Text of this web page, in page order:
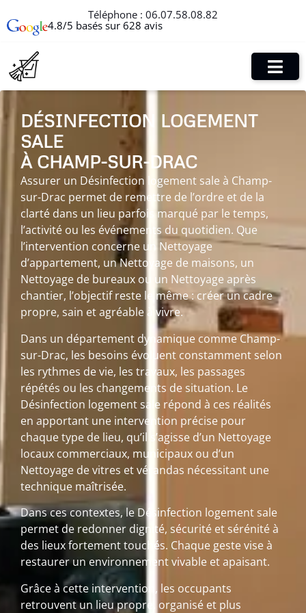
Téléphone : 06.07.58.08.82
4.8/5 basés sur 628 avis
DÉSINFECTION LOGEMENT
SALE
À CHAMP-SUR-DRAC
Assurer un Désinfection logement sale à Champ-
sur-Drac permet de remettre de l’ordre et de la
clarté dans un lieu parfois marqué par le temps,
l’activité ou les événements du quotidien. Que
l’intervention concerne un Nettoyage
d’appartement, un Nettoyage de maisons, un
Nettoyage de bureaux ou un Nettoyage après
chantier, l’objectif reste le même : créer un cadre
propre, sain et agréable à vivre.
Dans un département dynamique comme Champ-
sur-Drac, les besoins évoluent constamment selon
les rythmes de vie, les travaux, les passages
répétés ou les changements de situation. Le
Désinfection logement sale répond à ces réalités
en apportant une intervention précise pour
chaque type de lieu, qu’il s’agisse d’un Nettoyage
locaux commerciaux, municipaux ou d’un
Nettoyage de vitres et vérandas nécessitant une
technique maîtrisée.
Dans ces contextes, le Désinfection logement sale
permet de redonner dignité, sécurité et sérénité à
des lieux fortement touchés. Chaque geste vise à
restaurer un environnement vivable et apaisant.
Grâce à cette intervention, les occupants
retrouvent un lieu propre, organisé et plus